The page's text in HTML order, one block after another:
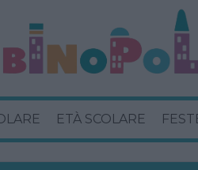
ETÀ SCOLARE